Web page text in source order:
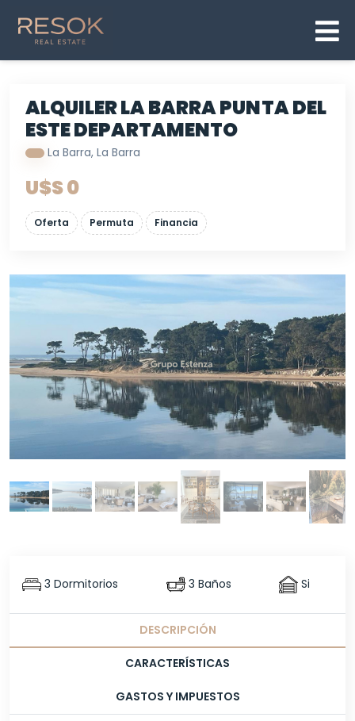
ALQUILER LA BARRA PUNTA DEL
ESTE DEPARTAMENTO
La Barra, La Barra
U$S 0
Oferta Permuta Financia
3 Dormitorios 3 Baños Si
DESCRIPCIÓN
CARACTERÍSTICAS
GASTOS Y IMPUESTOS